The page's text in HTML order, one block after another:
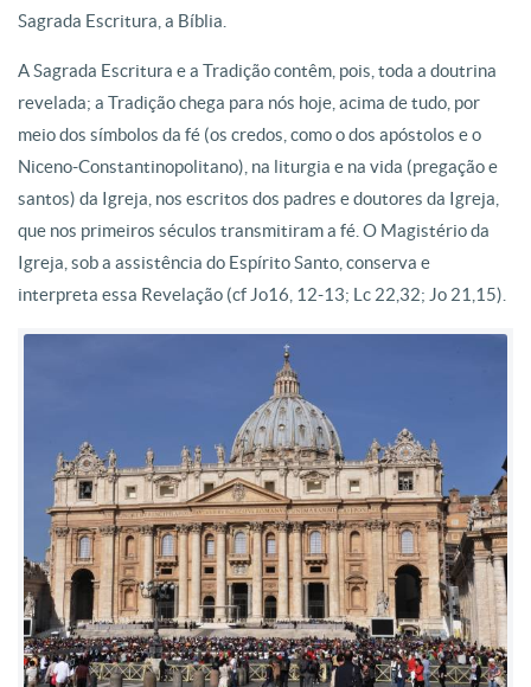
Sagrada Escritura, a Bíblia.
A Sagrada Escritura e a Tradição contêm, pois, toda a doutrina
revelada; a Tradição chega para nós hoje, acima de tudo, por
meio dos símbolos da fé (os credos, como o dos apóstolos e o
Niceno-Constantinopolitano), na liturgia e na vida (pregação e
santos) da Igreja, nos escritos dos padres e doutores da Igreja,
que nos primeiros séculos transmitiram a fé. O Magistério da
Igreja, sob a assistência do Espírito Santo, conserva e
interpreta essa Revelação (cf Jo16, 12-13; Lc 22,32; Jo 21,15).